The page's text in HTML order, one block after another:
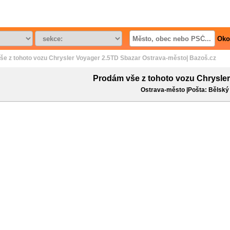
z tohoto vozu Chrysler Voyager 2.5TD Sbazar Ostrava-město| Bazoš.cz
Prodám vše z tohoto vozu
Ostrava-město |Pošta: Bělský